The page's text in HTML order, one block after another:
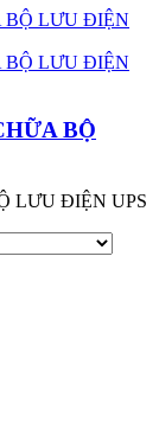
BỘ
LƯU ĐIỆN UPS